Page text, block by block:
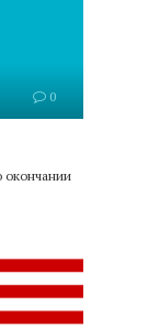
0
окончании